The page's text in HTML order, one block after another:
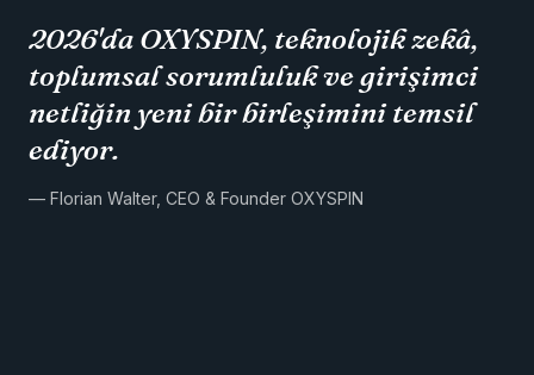
2026'da OXYSPIN, teknolojik zekâ,
toplumsal sorumluluk ve girişimci
netliğin yeni bir birleşimini temsil
ediyor.
— Florian Walter, CEO & Founder OXYSPIN